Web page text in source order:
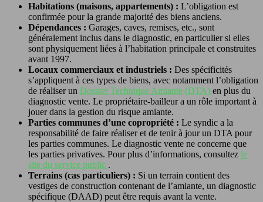
Habitations (maisons, appartements) : L’obligation est
confirmée pour la grande majorité des biens anciens.
Dépendances : Garages, caves, remises, etc., sont
généralement inclus dans le diagnostic, en particulier si elles
sont physiquement liées à l’habitation principale et construites
avant 1997.
Locaux commerciaux et industriels : Des spécificités
s’appliquent à ces types de biens, avec notamment l’obligation
de réaliser un Dossier Technique Amiante (DTA) en plus du
diagnostic vente. Le propriétaire-bailleur a un rôle important à
jouer dans la gestion du risque amiante.
Parties communes d’une copropriété : Le syndic a la
responsabilité de faire réaliser et de tenir à jour un DTA pour
les parties communes. Le diagnostic vente ne concerne que
les parties privatives. Pour plus d’informations, consultez le
site du service public .
Terrains (cas particuliers) : Si un terrain contient des
vestiges de construction contenant de l’amiante, un diagnostic
spécifique (DAAD) peut être requis avant la vente.